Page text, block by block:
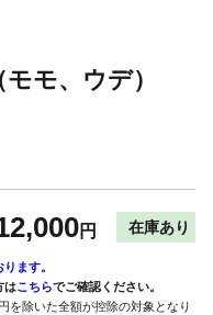
モ、ウデ）
円 在庫あり
ます。
はこちらでご確認ください。
を除いた全額が控除の対象となり